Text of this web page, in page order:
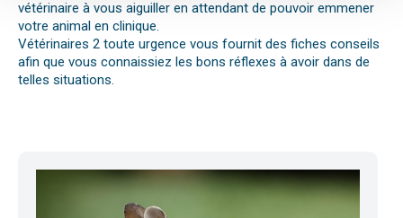
vétérinaire à vous aiguiller en attendant de pouvoir emmener
votre animal en clinique.
Vétérinaires 2 toute urgence vous fournit des fiches conseils
afin que vous connaissiez les bons réflexes à avoir dans de
telles situations.